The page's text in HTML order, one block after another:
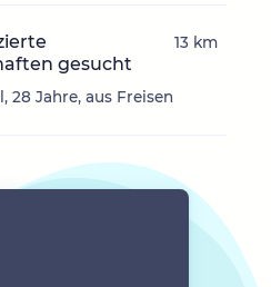
gesucht
28 Jahre, aus Freisen
13 km